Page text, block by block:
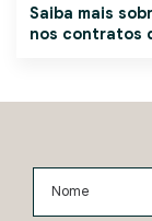
Saiba mais
nos contratos